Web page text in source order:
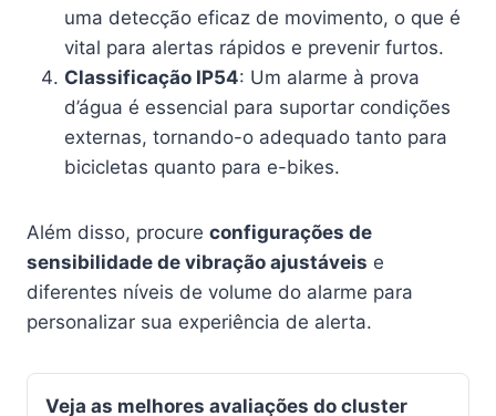
uma detecção eficaz de movimento, o que é
vital para alertas rápidos e prevenir furtos.
Classificação IP54: Um alarme à prova
d’água é essencial para suportar condições
externas, tornando-o adequado tanto para
bicicletas quanto para e-bikes.
Além disso, procure configurações de
sensibilidade de vibração ajustáveis e
diferentes níveis de volume do alarme para
personalizar sua experiência de alerta.
Veja as melhores avaliações do cluster